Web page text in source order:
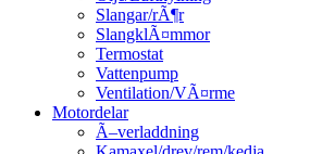
Slangar/rÃ¶r
SlangklÃ¤mmor
Termostat
Vattenpump
Ventilation/VÃ¤rme
Motordelar
Ã–verladdning